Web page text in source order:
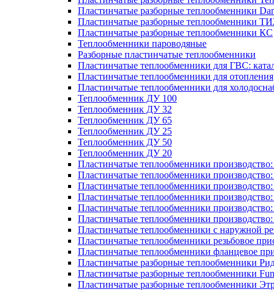
Пластинчатые разборные теплообменники
Пластинчатые разборные теплообменники
Пластинчатые разборные теплообменники КC
Теплообменники пароводяные
Разборные пластинчатые теплообменники
Пластинчатые теплообменники для ГВС:
Пластинчатые теплообменники для отопления
Пластинчатые теплообменники для
Теплообменник ДУ 100
Теплообменник ДУ 32
Теплообменник ДУ 65
Теплообменник ДУ 25
Теплообменник ДУ 50
Теплообменник ДУ 20
Пластинчатые теплообменники
Пластинчатые теплообменники
Пластинчатые теплообменники
Пластинчатые теплообменники
Пластинчатые теплообменники
Пластинчатые теплообменники
Пластинчатые теплообменники с наружной
Пластинчатые теплообменники резьбовое
Пластинчатые теплообменники фланцевое
Пластинчатые разборные теплообменники
Пластинчатые разборные теплообменники
Пластинчатые разборные теплообменники